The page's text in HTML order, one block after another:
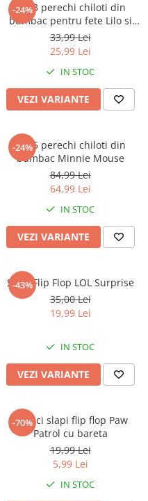
-24%
Set 3 perechi chiloti din
bumbac pentru fete Lilo si
Stitch
33,99 Lei
25,99 Lei
IN STOC
VEZI VARIANTE
-24%
Set 5 perechi chiloti din
bumbac Minnie Mouse
84,99 Lei
64,99 Lei
IN STOC
VEZI VARIANTE
-43%
Slapi Flip Flop LOL Surprise
35,00 Lei
19,99 Lei
IN STOC
VEZI VARIANTE
-70%
Papuci slapi flip flop Paw
Patrol cu bareta
19,99 Lei
5,99 Lei
IN STOC